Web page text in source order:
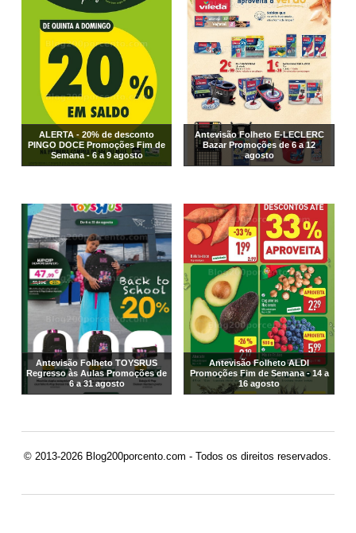
ALERTA - 20% de desconto
PINGO DOCE Promoções Fim de
Semana - 6 a 9 agosto
Antevisão Folheto E-LECLERC
Bazar Promoções de 6 a 12
agosto
Antevisão Folheto TOYSRUS
Regresso às Aulas Promoções de
6 a 31 agosto
Antevisão Folheto ALDI
Promoções Fim de Semana - 14 a
16 agosto
© 2013-2026 Blog200porcento.com - Todos os direitos reservados.